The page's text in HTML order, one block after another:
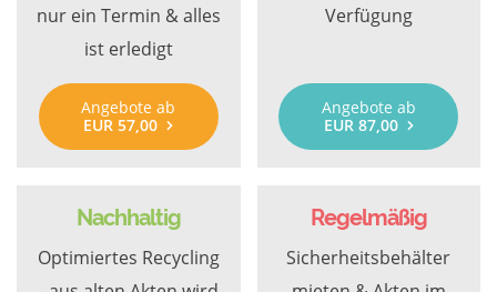
nur ein Termin & alles
ist erledigt
Angebote ab
EUR 57,00
Verfügung
Angebote ab
EUR 87,00
Nachhaltig
Optimiertes Recycling
Regelmäßig
Sicherheitsbehälter